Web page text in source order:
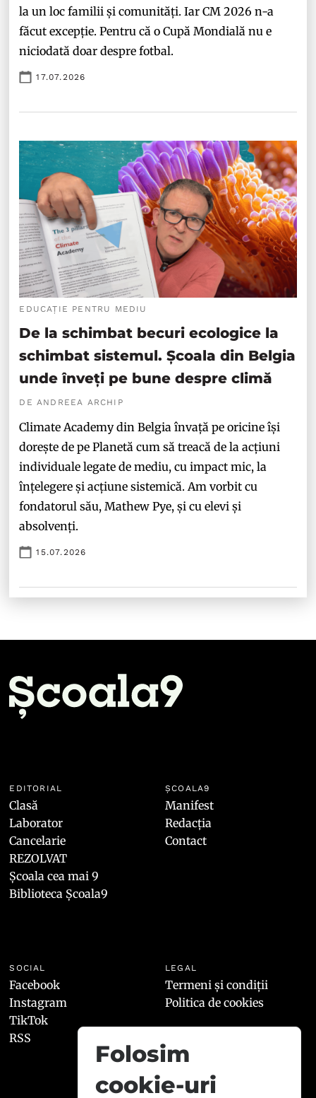
la un loc familii și comunități. Iar CM 2026 n-a
făcut excepție. Pentru că o Cupă Mondială nu e
niciodată doar despre fotbal.
17.07.2026
EDUCAȚIE PENTRU MEDIU
De la schimbat becuri ecologice la
schimbat sistemul. Școala din Belgia
unde înveți pe bune despre climă
DE ANDREEA ARCHIP
Climate Academy din Belgia învață pe oricine își
dorește de pe Planetă cum să treacă de la acțiuni
individuale legate de mediu, cu impact mic, la
înțelegere și acțiune sistemică. Am vorbit cu
fondatorul său, Mathew Pye, și cu elevi și
absolvenți.
15.07.2026
EDITORIAL
Clasă
Laborator
Cancelarie
REZOLVAT
Școala cea mai 9
Biblioteca Școala9
ȘCOALA9
Manifest
Redacția
Contact
SOCIAL
Facebook
Instagram
TikTok
RSS
LEGAL
Termeni și condiții
Politica de cookies
Folosim
cookie-uri